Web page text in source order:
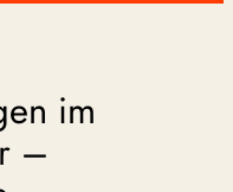
im
–